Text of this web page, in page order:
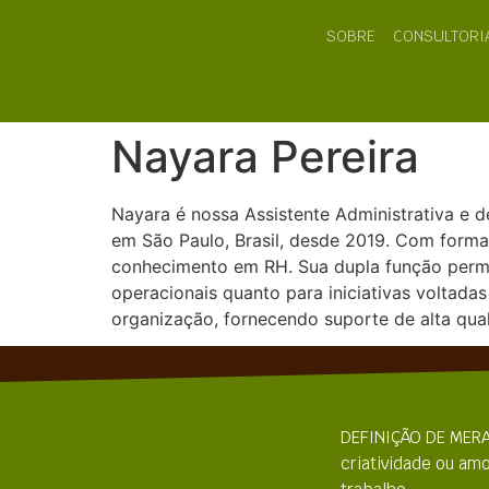
SOBRE
Nayara Pereira
Nayara é nossa Assistente Administrativa e
em São Paulo, Brasil, desde 2019. Com
conhecimento em RH. Sua dupla função
operacionais quanto para iniciativas
organização, fornecendo suporte de alta
DEFINIÇÃO DE
criatividade ou